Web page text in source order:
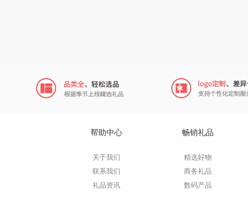
小狗（包销款）
帮助中心
关于我们
联系我们
礼品资讯
畅销礼品
精选好物
商务礼品
数码产品